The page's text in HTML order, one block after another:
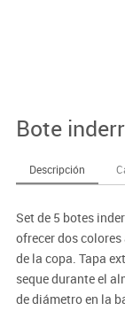
Bote
Descripción
Set de 5 botes
ofrecer dos
de la copa. Tapa
seque durante el
de diámetro en la